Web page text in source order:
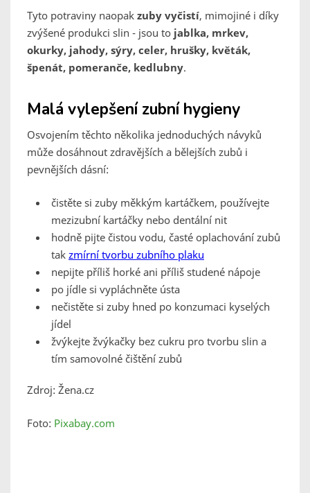
Tyto potraviny naopak zuby vyčistí, mimojiné i díky
zvýšené produkci slin - jsou to jablka, mrkev,
okurky, jahody, sýry, celer, hrušky, květák,
špenát, pomeranče, kedlubny.
Malá vylepšení zubní hygieny
Osvojením těchto několika jednoduchých návyků
může dosáhnout zdravějších a bělejších zubů i
pevnějších dásní:
čistěte si zuby měkkým kartáčkem, používejte
mezizubní kartáčky nebo dentální nit
hodně pijte čistou vodu, časté oplachování zubů
tak zmírní tvorbu zubního plaku
nepijte příliš horké ani příliš studené nápoje
po jídle si vypláchněte ústa
nečistěte si zuby hned po konzumaci kyselých
jídel
žvýkejte žvýkačky bez cukru pro tvorbu slin a
tím samovolné čištění zubů
Zdroj: Žena.cz
Foto: Pixabay.com